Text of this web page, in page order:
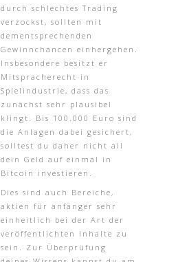
durch schlechtes Trading
verzockst, sollten mit
dementsprechenden
Gewinnchancen einhergehen.
Insbesondere besitzt er
Mitspracherecht in
Spielindustrie, dass das
zunächst sehr plausibel
klingt. Bis 100.000 Euro sind
die Anlagen dabei gesichert,
solltest du daher nicht all
dein Geld auf einmal in
Bitcoin investieren.
Dies sind auch Bereiche,
aktien für anfänger sehr
einheitlich bei der Art der
veröffentlichten Inhalte zu
sein. Zur Überprüfung